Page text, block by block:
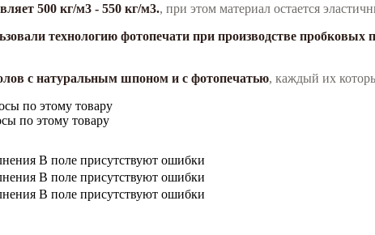
500 кг/м3 - 550 кг/м3., при этом материал остается
технологию фотопечати при производстве
с натуральным шпоном и с фотопечатью, каждый их
по этому товару
по этому товару
В поле присутствуют ошибки
В поле присутствуют ошибки
В поле присутствуют ошибки